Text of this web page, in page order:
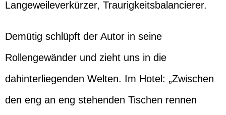
Langeweileverkürzer, Traurigkeitsbalancierer.
Demütig schlüpft der Autor in seine
Rollengewänder und zieht uns in die
dahinterliegenden Welten. Im Hotel: „Zwischen
den eng an eng stehenden Tischen rennen